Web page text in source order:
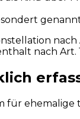
nach
für